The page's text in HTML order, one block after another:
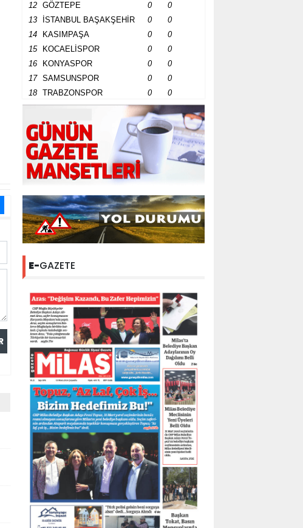
12
GÖZTEPE 0
0
13
İSTANBUL BAŞAKŞEHİR 0
0
14
KASIMPAŞA 0
0
15
KOCAELİSPOR 0
0
16
KONYASPOR 0
0
17
SAMSUNSPOR 0
0
18
TRABZONSPOR 0 0
E-GAZETE